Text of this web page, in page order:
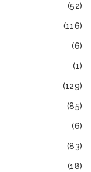
(52)
(116)
(6)
(1)
(129)
(85)
(6)
(83)
(18)